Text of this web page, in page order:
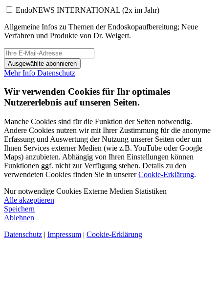
EndoNEWS INTERNATIONAL (2x im Jahr)
Allgemeine Infos zu Themen der Endoskopaufbereitung; Neue
Verfahren und Produkte von Dr. Weigert.
Ausgewählte abonnieren
Mehr Info Datenschutz
Wir verwenden Cookies für Ihr optimales
Nutzererlebnis auf unseren Seiten.
Manche Cookies sind für die Funktion der Seiten notwendig.
Andere Cookies nutzen wir mit Ihrer Zustimmung für die anonyme
Erfassung und Auswertung der Nutzung unserer Seiten oder um
Ihnen Services externer Medien (wie z.B. YouTube oder Google
Maps) anzubieten. Abhängig von Ihren Einstellungen können
Funktionen ggf. nicht zur Verfügung stehen. Details zu den
verwendeten Cookies finden Sie in unsererCookie-Erklärung.
Nur notwendige Cookies Externe Medien Statistiken
Alle akzeptieren
Speichern
Ablehnen
Datenschutz | Impressum | Cookie-Erklärung